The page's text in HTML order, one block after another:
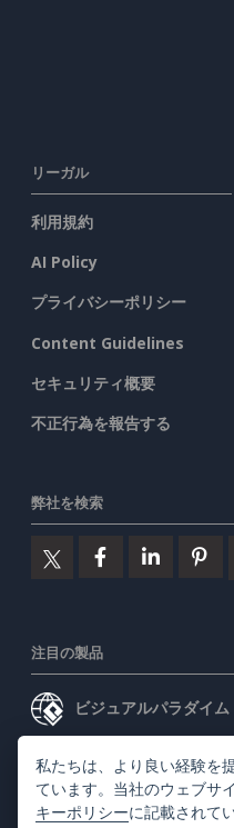
リーガル
利用規約
AI Policy
プライバシーポリシー
Content Guidelines
セキュリティ概要
不正行為を報告する
弊社を検索
注目の製品
ビジュアルパラダイ
ビジュアルパラダイ
私たちは、より良い経験を
ています。当社のウェブサ
キーポリシーに記載されて